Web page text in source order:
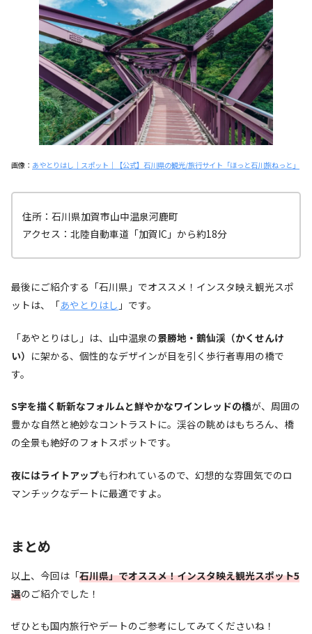
画像： あやとりはし｜スポット｜【公式】石川県の観光/旅行サイト「ほっと石川旅ねっと」
住所：石川県加賀市山中温泉河鹿町
アクセス：北陸自動車道「加賀IC」から約18分
最後にご紹介する「石川県」でオススメ！インスタ映え観光スポ
ットは、「あやとりはし 」です。
「あやとりはし」は、山中温泉の景勝地・鶴仙渓（かくせんけ
い） に架かる、個性的なデザインが目を引く歩行者専用の橋で
す。
S字を描く斬新なフォルムと鮮やかなワインレッドの橋が、周囲の
豊かな自然と絶妙なコントラストに。渓谷の眺めはもちろん、橋
の全景も絶好のフォトスポットです。
夜にはライトアップも行われているので、幻想的な雰囲気でのロ
マンチックなデートに最適ですよ。
まとめ
以上、今回は「石川県」でオススメ！インスタ映え観光スポット5
選のご紹介でした！
ぜひとも国内旅行やデートのご参考にしてみてくださいね！